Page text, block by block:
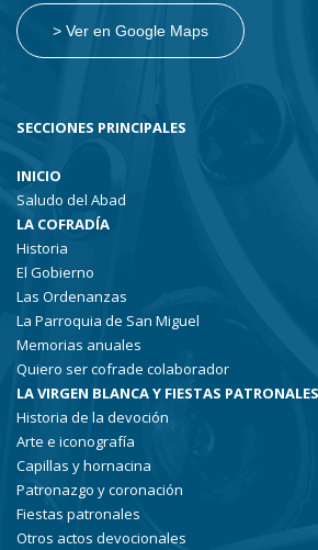
> Ver en Google Maps
SECCIONES PRINCIPALES
INICIO
Saludo del Abad
LA COFRADÍA
Historia
El Gobierno
Las Ordenanzas
La Parroquia de San Miguel
Memorias anuales
Quiero ser cofrade colaborador
LA VIRGEN BLANCA Y FIESTAS PATRONALES
Historia de la devoción
Arte e iconografía
Capillas y hornacina
Patronazgo y coronación
Fiestas patronales
Otros actos devocionales